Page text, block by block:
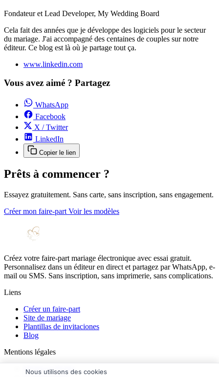
Fondateur et Lead Developer, My Wedding Board
Cela fait des années que je développe des logiciels pour le secteur
du mariage. J'ai accompagné des centaines de couples sur notre
éditeur. Ce blog est là où je partage tout ça.
www.linkedin.com
Vous avez aimé ? Partagez
WhatsApp
Facebook
X / Twitter
LinkedIn
Copier le lien
Prêts à commencer ?
Essayez gratuitement. Sans carte, sans inscription, sans engagement.
Créer mon faire-part Voir les modèles
Créez votre faire-part mariage électronique avec essai gratuit.
Personnalisez dans un éditeur en direct et partagez par WhatsApp, e-
mail ou SMS. Sans inscription, sans imprimerie, sans complications.
Liens
Créer un faire-part
Site de mariage
Plantillas de invitaciones
Blog
Mentions légales
Mentions légales
Nous utilisons des cookies